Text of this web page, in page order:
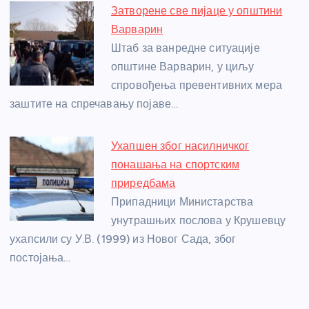
Затворене све пијаце у општини
Варварин
Штаб за ванредне ситуације
општине Варварин, у циљу
спровођења превентивних мера
заштите на спречавању појаве…
Ухапшен због насилничког
понашања на спортским
приредбама
Припадници Министарства
унутрашњих послова у Крушевцу
ухапсили су У.В. (1999) из Новог Сада, због
постојања…